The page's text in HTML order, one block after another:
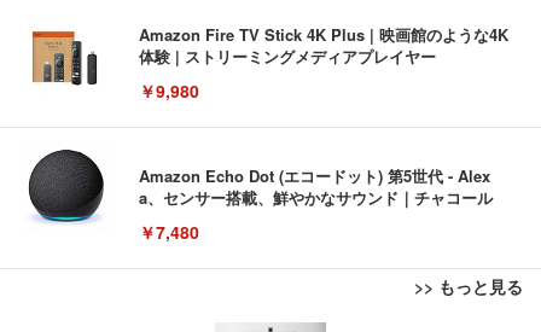
Amazon Fire TV Stick 4K Plus | 映画館のような4K
体験 | ストリーミングメディアプレイヤー
￥9,980
Amazon Echo Dot (エコードット) 第5世代 - Alex
a、センサー搭載、鮮やかなサウンド｜チャコール
￥7,480
>> もっと見る